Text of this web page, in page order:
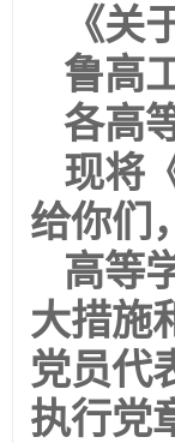
《关
鲁高
各高
现将
给你们
高等
大措施
党员代
执行党